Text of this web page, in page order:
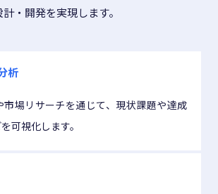
・開発を実現します。
析
市場リサーチを通じて、現状課題や達成
可視化します。